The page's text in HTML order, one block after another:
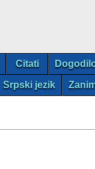
Citati
Srpski jezik